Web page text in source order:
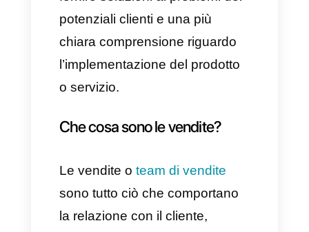
Le prevendite o team di
prevenditaraggruppano tutto
chiudere una vendita di un
un’azienda deve fare per